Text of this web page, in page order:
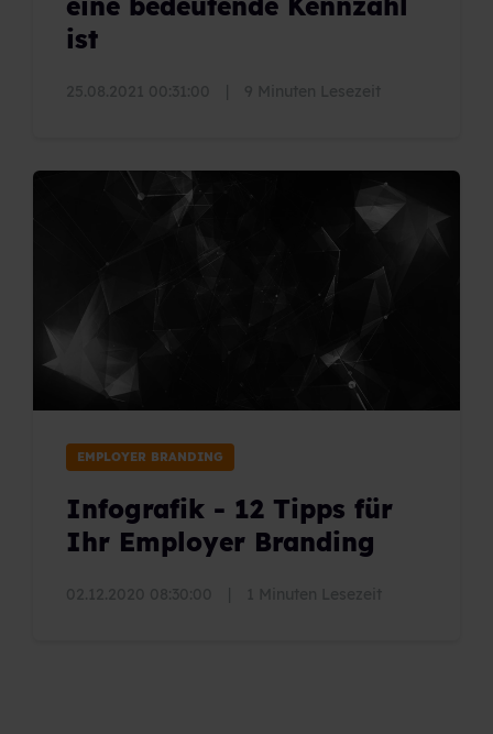
ist
EMPLOYER BRANDING
Infografik - 12 Tipps für
Ihr Employer Branding